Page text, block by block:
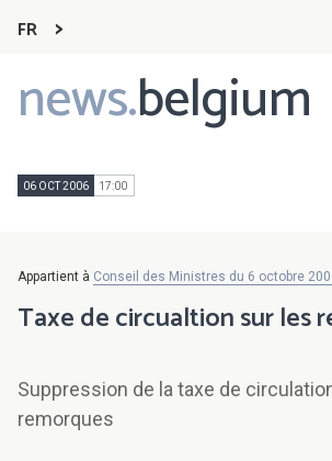
FR
news.belgium
Main
navigation
06 OCT 2006 17:00
Appartient à Conseil des Ministres du 6 octobre
Taxe de circualtion sur les
Suppression de la taxe de
remorques